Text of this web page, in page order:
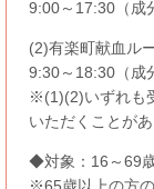
9:00～17:30（成
(2)有楽町献血ル
9:30～18:30（成
※(1)(2)いずれも
いただくことがあ
◆対象：16～69